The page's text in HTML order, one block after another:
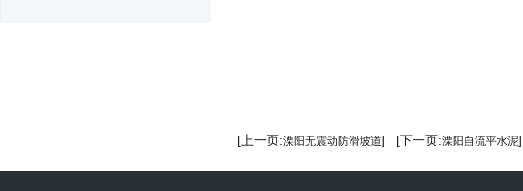
[上一页:溧阳无震动防滑坡道] [下一页:溧阳自流平水泥]